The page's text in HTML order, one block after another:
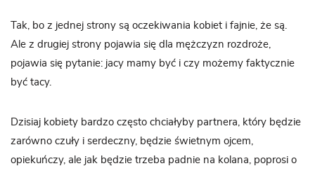
Tak, bo z jednej strony są oczekiwania kobiet i fajnie, że są.
Ale z drugiej strony pojawia się dla mężczyzn rozdroże,
pojawia się pytanie: jacy mamy być i czy możemy faktycznie
być tacy.
Dzisiaj kobiety bardzo często chciałyby partnera, który będzie
zarówno czuły i serdeczny, będzie świetnym ojcem,
opiekuńczy, ale jak będzie trzeba padnie na kolana, poprosi o